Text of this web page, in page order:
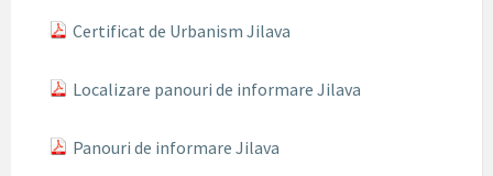
Certificat de Urbanism Jilava
Localizare panouri de informare Jilava
Panouri de informare Jilava